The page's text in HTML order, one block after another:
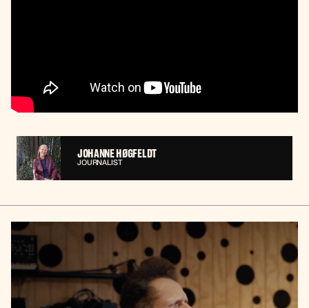
JOHANNE HØGFELDT
JOURNALIST